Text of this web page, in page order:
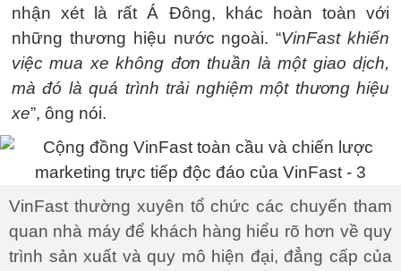
nhận xét là rất Á Đông, khác hoàn toàn với
những thương hiệu nước ngoài. “VinFast khiến
việc mua xe không đơn thuần là một giao dịch,
mà đó là quá trình trải nghiệm một thương hiệu
xe”, ông nói.
VinFast thường xuyên tổ chức các chuyến tham
quan nhà máy để khách hàng hiểu rõ hơn về quy
trình sản xuất và quy mô hiện đại, đẳng cấp của